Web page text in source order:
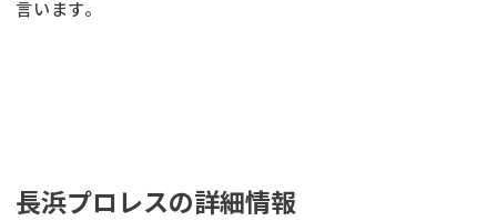
言います。
長浜プロレスの詳細情報